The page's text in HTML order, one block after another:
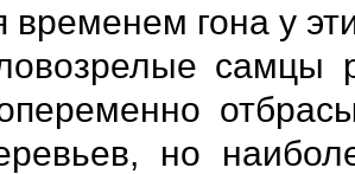
временем гона у
самцы
но